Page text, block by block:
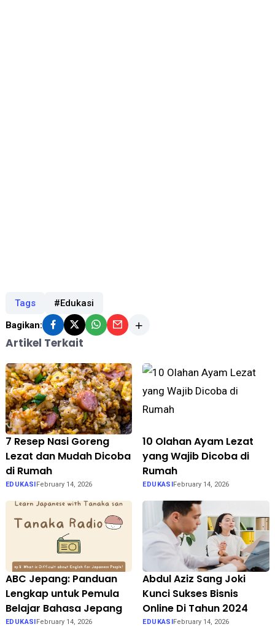
Tags #Edukasi
Bagikan:
Artikel Terkait
7 Resep Nasi Goreng
Lezat dan Mudah Dicoba
di Rumah
EDUKASI February 14, 2026
10 Olahan Ayam Lezat
yang Wajib Dicoba di
Rumah
EDUKASI February 14, 2026
ABC Jepang: Panduan
Lengkap untuk Pemula
Belajar Bahasa Jepang
EDUKASI February 14, 2026
Abdul Aziz Sang Joki
Kunci Sukses Bisnis
Online Di Tahun 2024
EDUKASI February 14, 2026